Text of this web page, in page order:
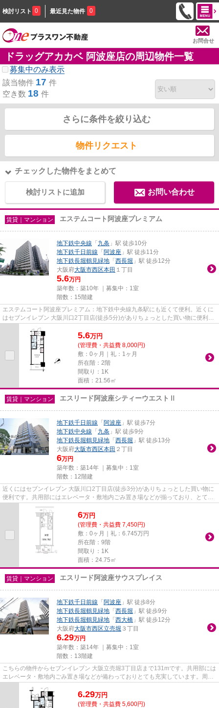
検討リスト 0 最近見た物件 0
お問合せ
ドラッグアカカベ 阿波座店の周辺物件一覧
募集中のみ表示
該当物件 17 件
空き数 18 件
さらに条件を絞り込む
物件リクエスト
チェックした物件をまとめて
検討リストに追加 お問い合わせ
賃貸｜マンション エステムコート阿波座プレミアム
地下鉄中央線 「 九条 」駅 徒歩10分
地下鉄千日前線 「 阿波座 」駅 徒歩11分
地下鉄長堀鶴見緑地 「 西長堀 」駅 徒歩12分
大阪府大阪市西区本田 １丁目
5.6万円
築年数：築10年 ｜募集中： 1室
階数：15階建
エステムコート阿波座プレミアム：地下鉄中央線九条駅にも近くて便利。近くに
はセブンイレブン 大阪川口2丁目店(徒歩5分)がありちょっとした買い物に便利で
す。共用部には敷地内ごみ置...
5.6万円
(管理費・共益費 8,000円)
敷：0ヶ月｜礼：1ヶ月
所在階：2階
間取り：1K
面積：21.56㎡
賃貸｜マンション エスリード阿波座シティーウエストⅡ
地下鉄千日前線 「 阿波座 」駅 徒歩7分
地下鉄中央線 「 九条 」駅 徒歩9分
地下鉄長堀鶴見緑地 「 西長堀 」駅 徒歩13分
大阪府大阪市西区本田 ２丁目
6万円
築年数：築14年 ｜募集中： 1室
階数：12階建
近くにはセブンイレブン 大阪川口2丁目店(徒歩3分)がありちょっとした買い物に
便利です。共用部にはエレベータ・敷地内ごみ置き場などが揃っており、とても
充実しています。こちらは初...
6万円
(管理費・共益費 7,450円)
敷：0ヶ月｜礼：6.745万円
所在階：9階
間取り：1K
面積：24.75㎡
賃貸｜マンション エスリード阿波座サウスプレイス
地下鉄千日前線 「 阿波座 」駅 徒歩8分
地下鉄長堀鶴見緑地 「 西長堀 」駅 徒歩9分
地下鉄長堀鶴見緑地 「 西大橋 」駅 徒歩12分
大阪府大阪市西区立売堀 ３丁目
6.29万円
築年数：築14年 ｜募集中： 1室
階数：13階建
こちらの物件からセブンイレブン 大阪立売堀3丁目店まで131mです。共用部には
エレベータ・敷地内ごみ置き場などが備わっておりとても充実しています。周辺
6.29万円
(管理費・共益費 5,600円)